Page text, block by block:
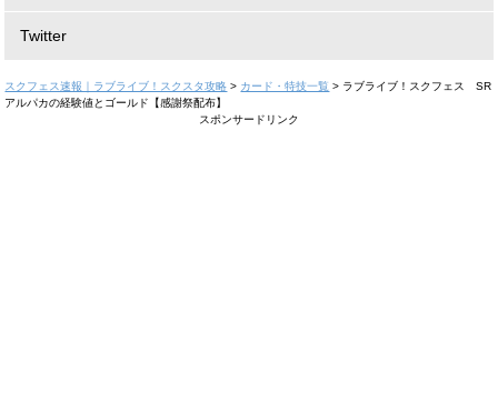
Twitter
スクフェス速報｜ラブライブ！スクスタ攻略 > カード・特技一覧 > ラブライブ！スクフェス SR
アルパカの経験値とゴールド【感謝祭配布】
スポンサードリンク